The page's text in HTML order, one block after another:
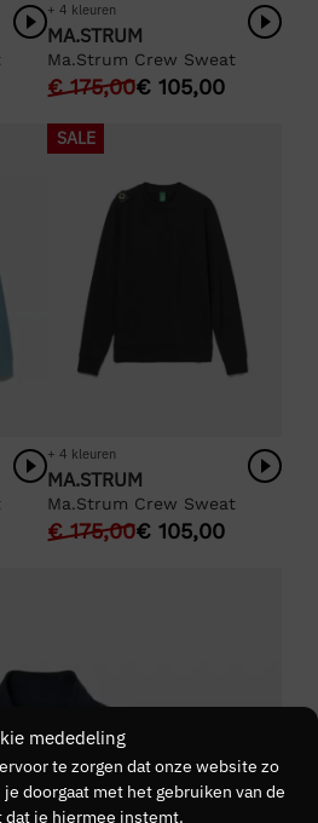
mededeling
te zorgen dat onze website zo
doorgaat met het gebruiken van de
dat je hiermee instemt.
+ 4 kleuren
MA.STRUM
Ma.Strum Crew Sweat
€175,00€ 105,00
SALE
+ 4 kleuren
MA.STRUM
Ma.Strum Crew Sweat
€175,00€ 105,00